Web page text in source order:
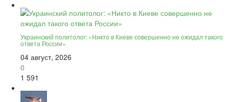
Украинский политолог: «Никто в Киеве совершенно не ожидал такого
ответа России»
04 август, 2026
0
1 591